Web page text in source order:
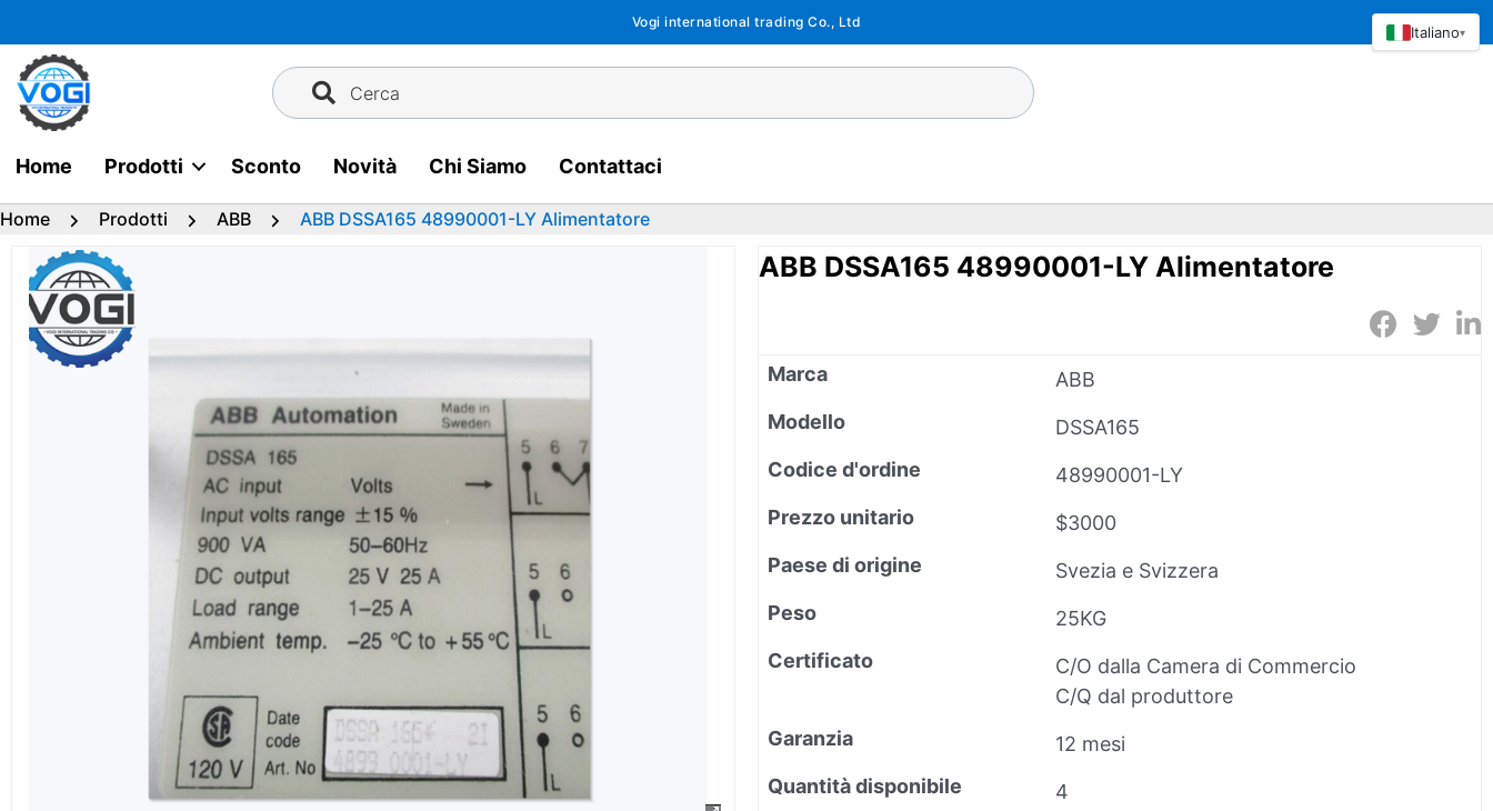
al
contenuto
Vogi international trading Co., Ltd
Cerca
Home Prodotti Sconto Novità Chi Siamo Contattaci
Home Prodotti ABB ABB DSSA165 48990001-LY Alimentatore
ABB DSSA165 48990001-LY Alimentatore
Marca
ABB
Modello
DSSA165
Codice d'ordine
48990001-LY
Prezzo unitario
$3000
Paese di origine
Svezia e Svizzera
Peso
25KG
Certificato
C/O dalla Camera di Commercio
C/Q dal produttore
Garanzia
12 mesi
Quantità disponibile
4
Italiano▾